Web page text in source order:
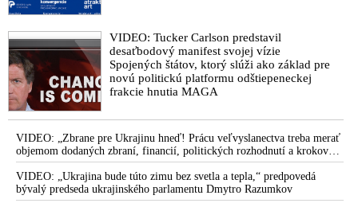
Mohol byť eliminovaný zámerne. Policajný exprezident
Exminister Čarnogurský: Ako mohol byť generál Lučanský
umiestnený na cele osamote? Keby bol na cele s ďalším
spoluväzňom, pokus o samovraždu by nebol možný!
VIDEO: Matoviča treba verejne vyhnať z Úradu vlády.
Sorosovi sluhovia Šeliga a Kolíková sú kati generála
Lučanského. Pykať musia aj hyeny ako Tódová, Vagovič a
politickí sluhovia z polície, prokuratúry a súdov
Kauza Lučanský je škandál a fatálne zlyhanie celého reťazca
súčasnej moci!
VIDEO: Tucker Carlson predstavil
desaťbodový manifest svojej vízie
Spojených štátov, ktorý slúži ako základ pre
novú politickú platformu odštiepeneckej
frakcie hnutia MAGA
VIDEO: „Zbrane pre Ukrajinu hneď! Prácu veľvyslanectva treba merať
objemom dodaných zbraní, financií, politických rozhodnutí a krokov
tlaku na nepriateľa,“ povedal Volodymyr Zelenskyj zhromaždeným
ukrajinským diplomatom v Kyjeve. Donald Trump mu potom odkázal,
že USA Ukrajine nedodajú protiraketové systémy Patriot
VIDEO: „Ukrajina bude túto zimu bez svetla a tepla,“ predpovedá
bývalý predseda ukrajinského parlamentu Dmytro Razumkov